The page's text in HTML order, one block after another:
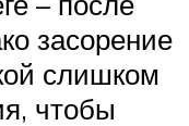
засорение
слишком
чтобы